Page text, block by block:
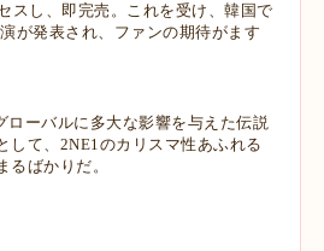
スし、即完売。これを受け、韓国で
が発表され、ファンの期待がます
ローバルに多大な影響を与えた伝説
して、2NE1のカリスマ性あふれる
るばかりだ。